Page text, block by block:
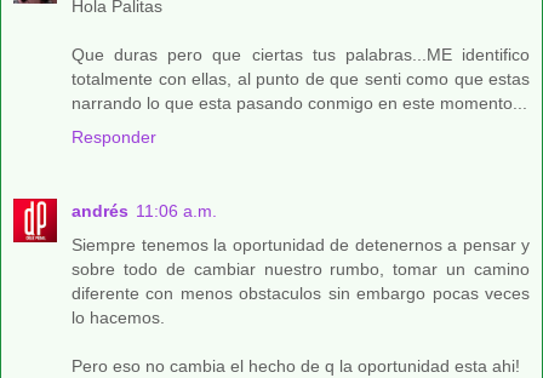
Hola Palitas
Que duras pero que ciertas tus palabras...ME identifico
totalmente con ellas, al punto de que senti como que estas
narrando lo que esta pasando conmigo en este momento...
Responder
andrés 11:06 a.m.
Siempre tenemos la oportunidad de detenernos a pensar y
sobre todo de cambiar nuestro rumbo, tomar un camino
diferente con menos obstaculos sin embargo pocas veces
lo hacemos.
Pero eso no cambia el hecho de q la oportunidad esta ahi!